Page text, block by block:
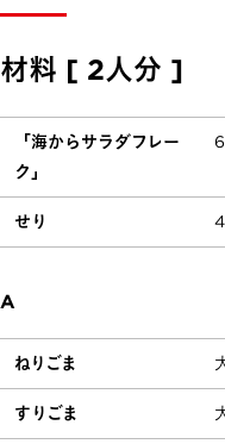
材料 [ 2人分 ]
「海からサラダフレー
ク」
せり
A
ねりごま
すりごま